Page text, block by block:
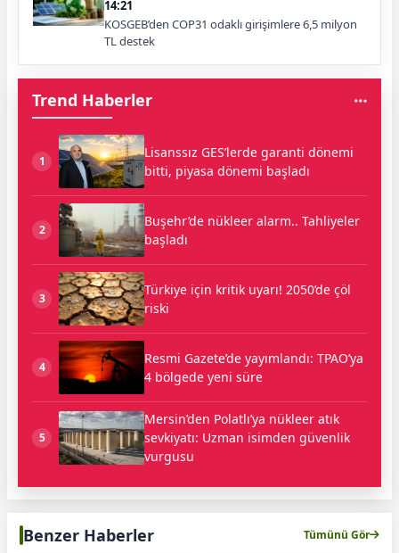
14:21
KOSGEB’den COP31 odaklı girişimlere 6,5 milyon
TL destek
Trend Haberler
1
Lisanssız GES’lerde garanti dönemi
bitti, piyasa dönemi başladı
2
Buşehr’de nükleer alarm.. Tahliyeler
başladı
3
Türkiye için kritik uyarı! 2050’de çöl
riski
4
Resmi Gazete’de yayımlandı: TPAO’ya
4 bölgede yeni süre
5
Mersin’den Polatlı’ya nükleer atık
sevkiyatı: Uzman isimden güvenlik
vurgusu
Benzer Haberler Tümünü Gör